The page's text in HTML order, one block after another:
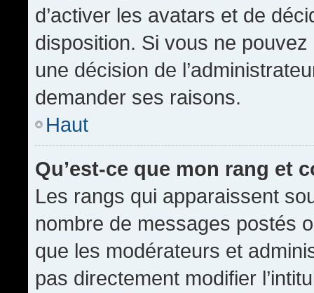
d’activer les avatars et de
disposition. Si vous ne pouvez
une décision de
demander ses raisons.
Haut
Qu’est-ce que mon rang et
Les rangs qui apparaissent
nombre de messages postés
que les modérateurs et
pas directement modifier